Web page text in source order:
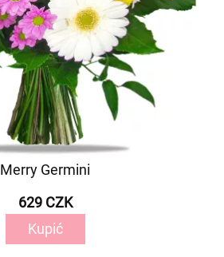
Merry Germini
629 CZK
Kupić